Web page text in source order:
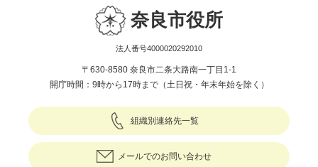
奈良市役所
法人番号4000020292010
〒630-8580 奈良市二条大路南一丁目1-1
開庁時間：9時から17時まで（土日祝・年末年始を除く）
組織別連絡先一覧
メールでのお問い合わせ